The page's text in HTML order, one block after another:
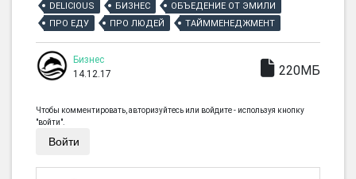
DELICIOUS БИЗНЕС
ОБЪЕДЕНИЕ ОТ ЭМИЛИ
ПРО ЕДУ
ПРО ЛЮДЕЙ ТАЙММЕНЕДЖМЕНТ
Бизнес
14.12.17
220МБ
Чтобы комментировать, авторизуйтесь или войдите - используя кнопку
"войти".
Войти